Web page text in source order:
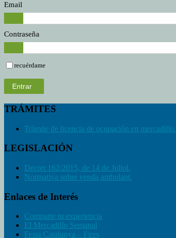
Email
Contraseña
recuérdame
Entrar
TRÁMITES
Trámite de licencia de ocupación en mercadillo.
LEGISLACIÓN
Decret 162/2015, de 14 de Juliol.
Normativa sobre venda ambulant.
Enlaces de Interés
Comparte tu experiencia
El Mercadillo Semanal
Festa Catalunya – Fires